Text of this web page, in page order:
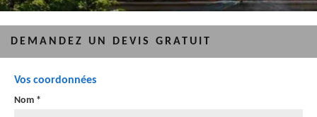
DEMANDEZ UN DEVIS GRATUIT
Vos coordonnées
Nom *